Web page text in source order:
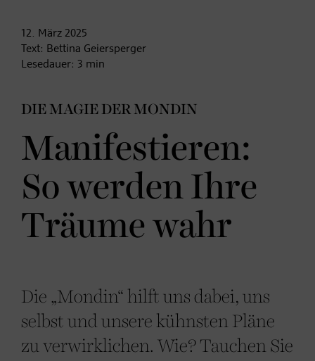
12. März 2025
Text: Bettina Geiersperger
Lesedauer: 3 min
DIE MAGIE DER MONDIN
Manifestieren:
So werden Ihre
Träume wahr
Die „Mondin“ hilft uns dabei, uns
selbst und unsere kühnsten Pläne
zu verwirklichen. Wie? Tauchen Sie